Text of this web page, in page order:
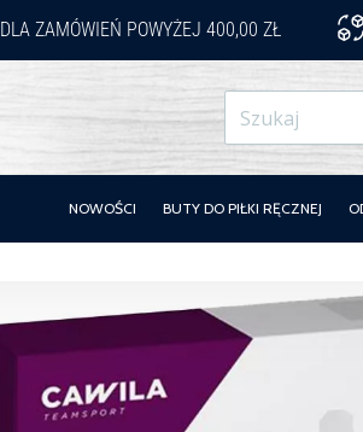
DLA ZAMÓWIEŃ POWYŻEJ 400,00 ZŁ
NOWOŚCI BUTY DO PIŁKI RĘCZNEJ